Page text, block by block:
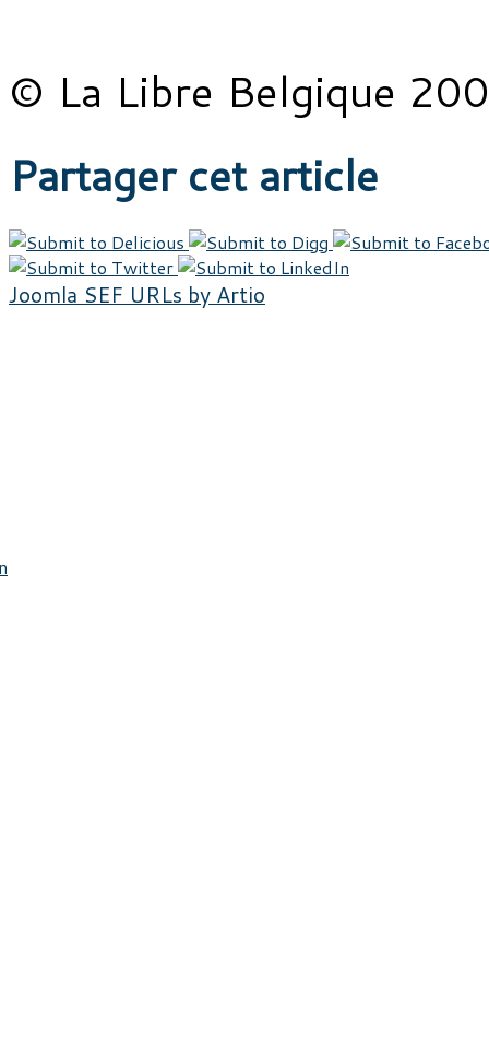
© La Libre Belgique
Partager cet article
Joomla SEF URLs by Artio